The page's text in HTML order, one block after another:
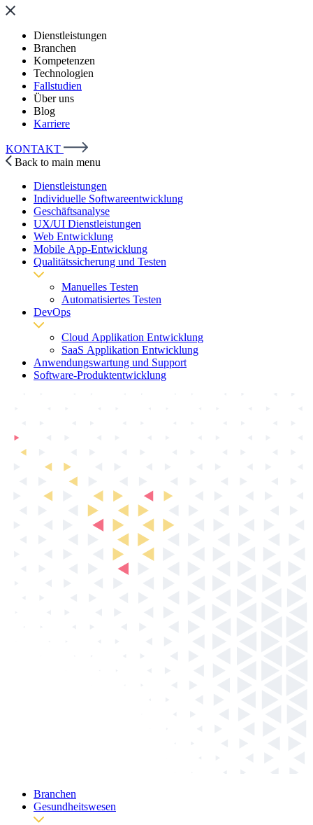
Dienstleistungen
Branchen
Kompetenzen
Technologien
Fallstudien
Über uns
Blog
Karriere
KONTAKT
Back to main menu
Dienstleistungen
Individuelle Softwareentwicklung
Geschäftsanalyse
UX/UI Dienstleistungen
Web Entwicklung
Mobile App-Entwicklung
Qualitätssicherung und Testen
Manuelles Testen
Automatisiertes Testen
DevOps
Cloud Applikation Entwicklung
SaaS Applikation Entwicklung
Anwendungswartung und Support
Software-Produktentwicklung
Branchen
Gesundheitswesen